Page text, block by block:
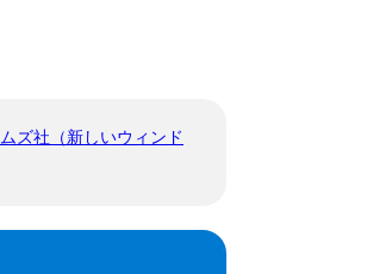
ズ社（新しいウィンド